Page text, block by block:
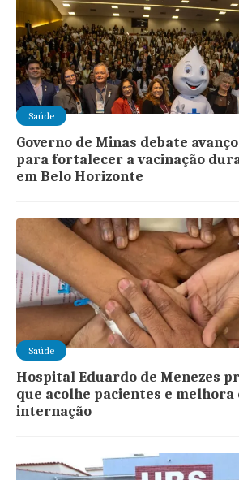
Saúde
Governo de Minas debate
para fortalecer a vacinação
em Belo Horizonte
Saúde
Hospital Eduardo de Menezes
que acolhe pacientes e melhora
internação